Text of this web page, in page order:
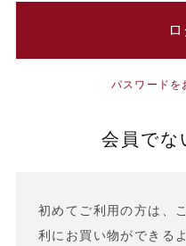
パスワードを
会員でな
初めてご利用の方は、
利にお買い物ができる